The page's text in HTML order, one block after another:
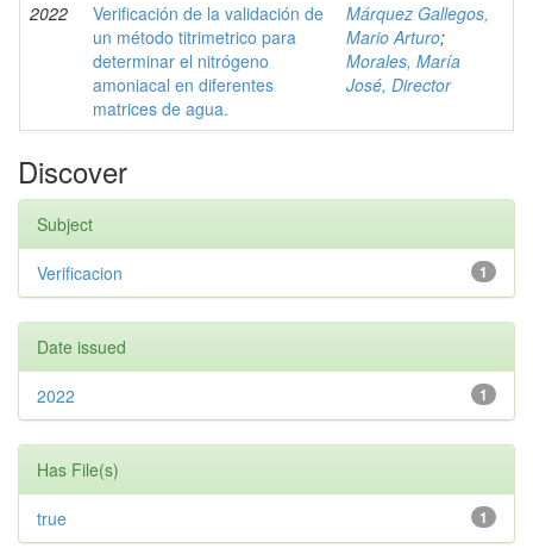
2022
Verificación de la validación de
un método titrimetrico para
determinar el nitrógeno
amoniacal en diferentes
matrices de agua.
Márquez Gallegos,
Mario Arturo;
Morales, María
José, Director
Discover
Subject
1
Verificacion
Date issued
1
2022
Has File(s)
1
true